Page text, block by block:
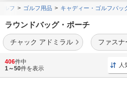
ルフ ゴルフ用品 キャディー・ゴルフバッ
ラウンドバッグ・ポーチ
チャック アドミラル ファス
キャロウェイ
といったメーカーの商
適したポーチなどをご用意。
406件中
1～50件を表示 人